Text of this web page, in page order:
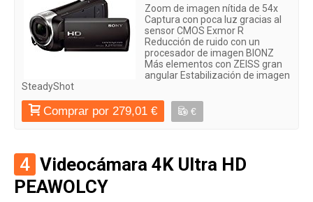
Zoom de imagen nítida de 54x
Captura con poca luz gracias al
sensor CMOS Exmor R
Reducción de ruido con un
procesador de imagen BIONZ
Más elementos con ZEISS gran
angular Estabilización de imagen
SteadyShot
Comprar por 279,01 € €
4 Videocámara 4K Ultra HD
PEAWOLCY